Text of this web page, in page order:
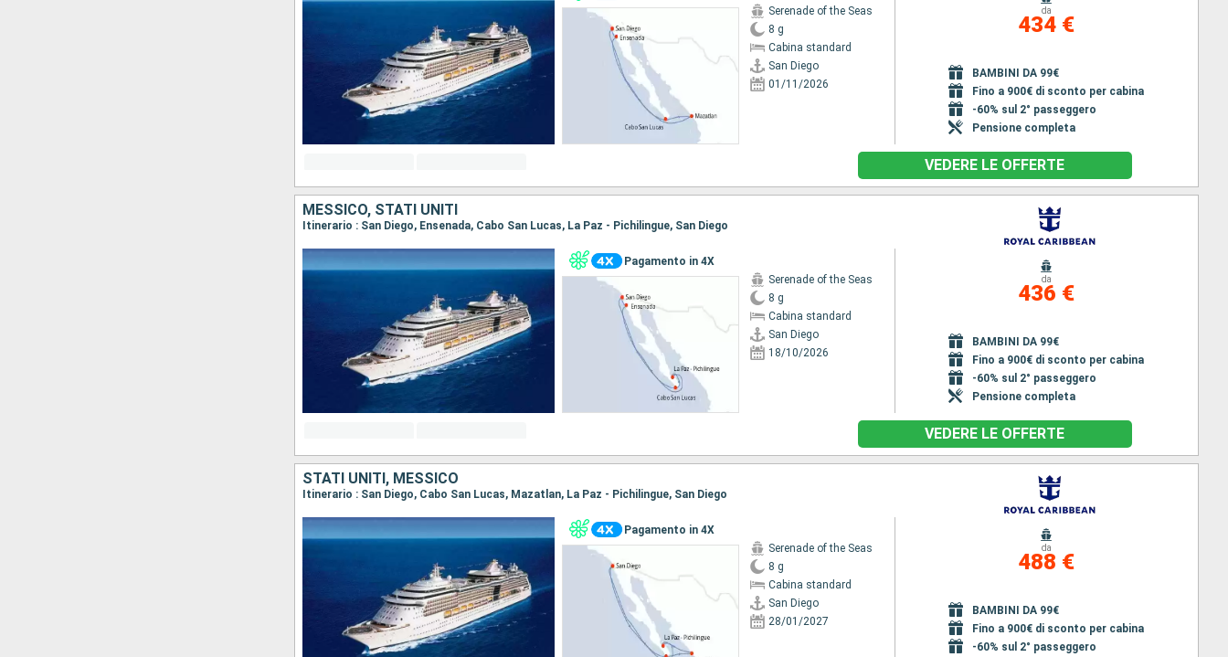
Serenade of the Seas
8 g
Cabina standard
San Diego
01/11/2026
da
434 €
BAMBINI DA 99€
Fino a 900€ di sconto per cabina
-60% sul 2° passeggero
Pensione completa
VEDERE LE OFFERTE
MESSICO, STATI UNITI
Itinerario : San Diego, Ensenada, Cabo San Lucas, La Paz - Pichilingue, San Diego
Pagamento in 4X
Serenade of the Seas
8 g
Cabina standard
San Diego
18/10/2026
da
436 €
BAMBINI DA 99€
Fino a 900€ di sconto per cabina
-60% sul 2° passeggero
Pensione completa
VEDERE LE OFFERTE
STATI UNITI, MESSICO
Itinerario : San Diego, Cabo San Lucas, Mazatlan, La Paz - Pichilingue, San Diego
Pagamento in 4X
Serenade of the Seas
8 g
Cabina standard
San Diego
28/01/2027
da
488 €
BAMBINI DA 99€
Fino a 900€ di sconto per cabina
-60% sul 2° passeggero